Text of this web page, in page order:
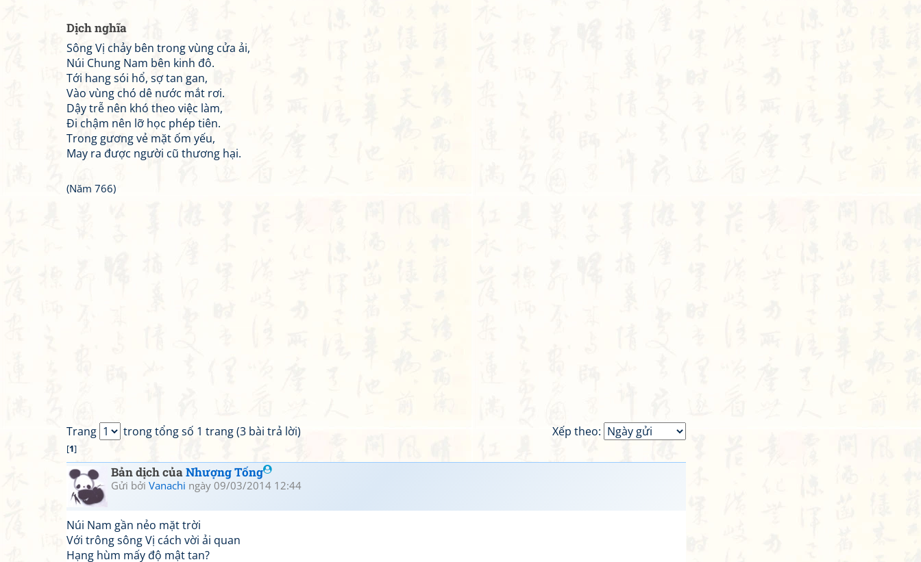
Dịch nghĩa
Sông Vị chảy bên trong vùng cửa ải,
Núi Chung Nam bên kinh đô.
Tới hang sói hổ, sợ tan gan,
Vào vùng chó dê nước mắt rơi.
Dậy trễ nên khó theo việc làm,
Đi chậm nên lỡ học phép tiên.
Trong gương vẻ mặt ốm yếu,
May ra được người cũ thương hại.
(Năm 766)
Xếp theo:
Trang trong tổng số 1 trang (3 bài trả lời)
[1]
Bản dịch củaNhượng Tống
Gửi bởi Vanachi ngày 09/03/2014 12:44
Núi Nam gần nẻo mặt trời
Với trông sông Vị cách vời ải quan
Hạng hùm mấy độ mật tan?